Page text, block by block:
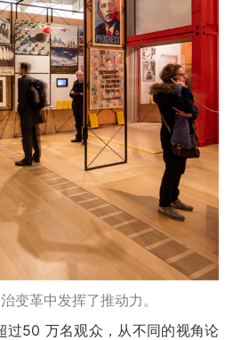
变革中发挥了推动力。
过50 万名观众，从不同的视角论